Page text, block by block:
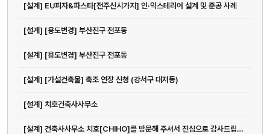
[설계] EU피자&파스타[전주신시가지] 인·익스테리어 설계 및 준공 사례
[설계] [용도변경] 부산진구 전포동
[설계] [용도변경] 부산진구 전포동
[설계] [가설건축물] 축조 연장 신청 (강서구 대저동)
[설계] 치호건축사사무소
[설계] 건축사사무소 치호[CHIHO]를 방문해 주셔서 진심으로 감사드립니다.